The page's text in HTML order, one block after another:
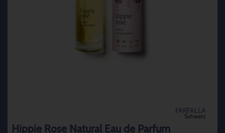
FARFALLA
Schweiz
Hippie Rose Natural Eau de Parfum